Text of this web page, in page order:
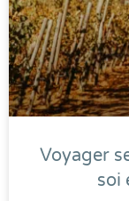
Voyager
soi